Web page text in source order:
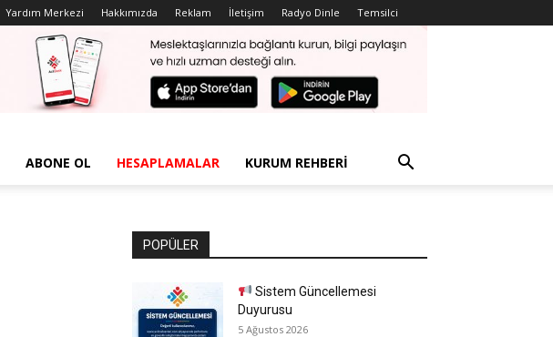
Yardım Merkezi Hakkımızda Reklam İletişim Radyo Dinle Temsilci
ABONE OL HESAPLAMALAR KURUM REHBERI
POPÜLER
Sistem Güncellemesi
Duyurusu
5 Ağustos 2026